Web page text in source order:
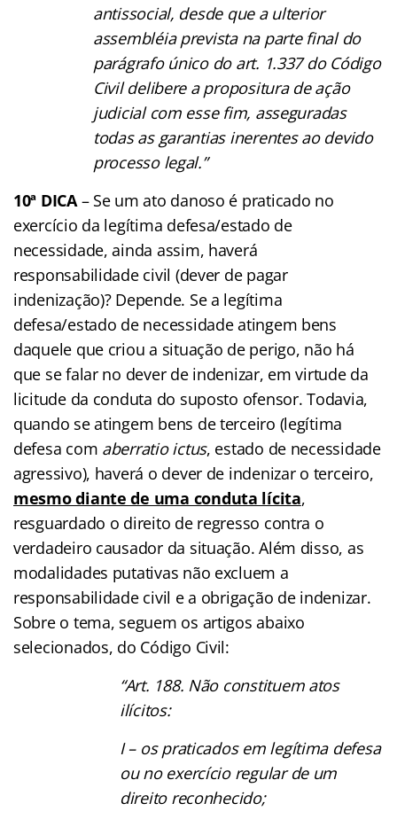
antissocial, desde que a ulterior
assembléia prevista na parte final do
parágrafo único do art. 1.337 do Código
Civil delibere a propositura de ação
judicial com esse fim, asseguradas
todas as garantias inerentes ao devido
processo legal.”
10ª DICA– Se um ato danoso é praticado no
exercício da legítima defesa/estado de
necessidade, ainda assim, haverá
responsabilidade civil (dever de pagar
indenização)? Depende. Se a legítima
defesa/estado de necessidade atingem bens
daquele que criou a situação de perigo, não há
que se falar no dever de indenizar, em virtude da
licitude da conduta do suposto ofensor. Todavia,
quando se atingem bens de terceiro (legítima
defesa com aberratio ictus, estado de necessidade
agressivo), haverá o dever de indenizar o terceiro,
mesmo diante de uma conduta lícita,
resguardado o direito de regresso contra o
verdadeiro causador da situação. Além disso, as
modalidades putativas não excluem a
responsabilidade civil e a obrigação de indenizar.
Sobre o tema, seguem os artigos abaixo
selecionados, do Código Civil:
“Art. 188. Não constituem atos
ilícitos:
I – os praticados em legítima defesa
ou no exercício regular de um
direito reconhecido;